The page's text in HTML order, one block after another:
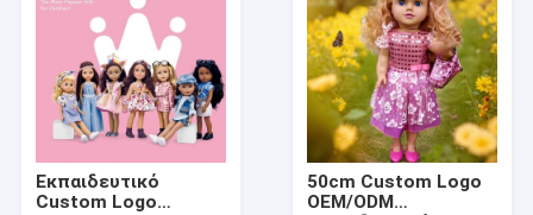
Εκπαιδευτικό
Custom Logo
50cm Custom Logo
OEM/ODM